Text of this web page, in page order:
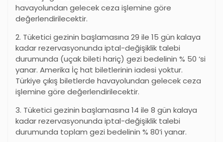
havayolundan gelecek ceza işlemine göre
değerlendirilecektir.
2. Tüketici gezinin başlamasına 29 ile 15 gün kalaya
kadar rezervasyonunda iptal-değişiklik talebi
durumunda (uçak bileti hariç) gezi bedelinin % 50 ‘si
yanar. Amerika İç hat biletlerinin iadesi yoktur.
Türkiye çıkış biletlerde havayolundan gelecek ceza
işlemine göre değerlendirilecektir.
3. Tüketici gezinin başlamasına 14 ile 8 gün kalaya
kadar rezervasyonunda iptal-değişiklik talebi
durumunda toplam gezi bedelinin % 80‘i yanar.